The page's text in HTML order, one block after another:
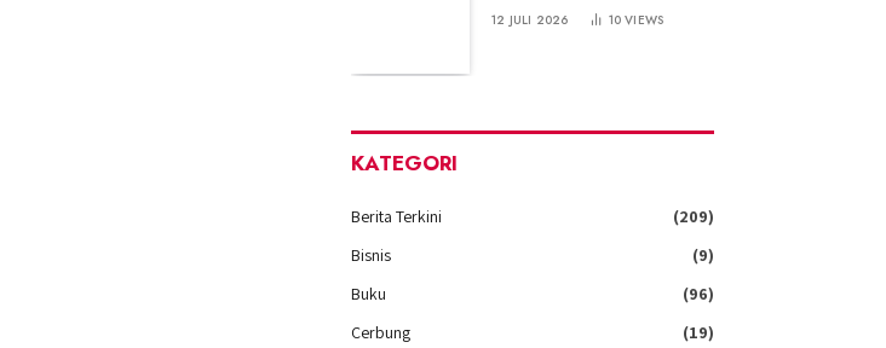
12 JULI 2026 10VIEWS
KATEGORI
Berita Terkini
(209)
Bisnis
(9)
Buku
(96)
Cerbung
(19)